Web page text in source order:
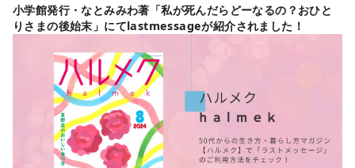
小学館発行・なとみみわ著「私が死んだらどーなるの？おひと
りさまの後始末」にてlastmessageが紹介されました！